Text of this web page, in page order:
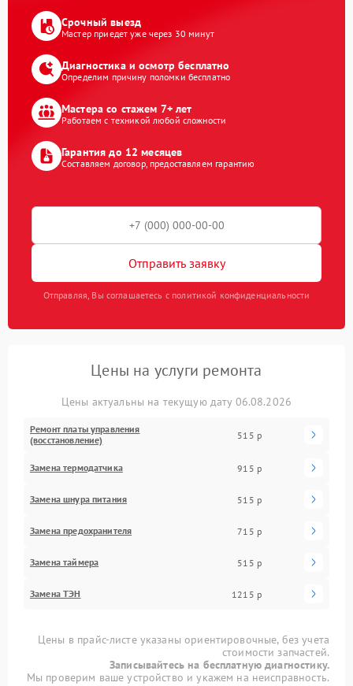
Срочный выезд
Мастер приедет уже через 30 минут
Диагностика и осмотр бесплатно
Определим причину поломки бесплатно
Мастера со стажем 7+ лет
Работаем с техникой любой сложности
Гарантия до 12 месяцев
Составляем договор, предоставляем гарантию
Отправить заявку
Отправляя, Вы соглашаетесь с политикой конфиденциальности
Цены на услуги ремонта
Цены актуальны на текущую дату 06.08.2026
Ремонт платы управления
(восстановление)
515 р
Замена термодатчика 915 р
Замена шнура питания 515 р
Замена предохранителя 715 р
Замена таймера 515 р
Замена ТЭН 1215 р
Цены в прайс-листе указаны ориентировочные, без учета
стоимости запчастей.
Записывайтесь на бесплатную диагностику.
Мы проверим ваше устройство и укажем на неисправность.